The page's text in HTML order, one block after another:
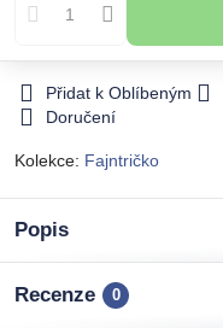
Přidat k Oblíbeným
Doručení
Kolekce: Fajntričko
Popis
Recenze 0